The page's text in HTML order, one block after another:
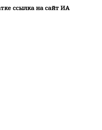
ссылка на сайт ИА